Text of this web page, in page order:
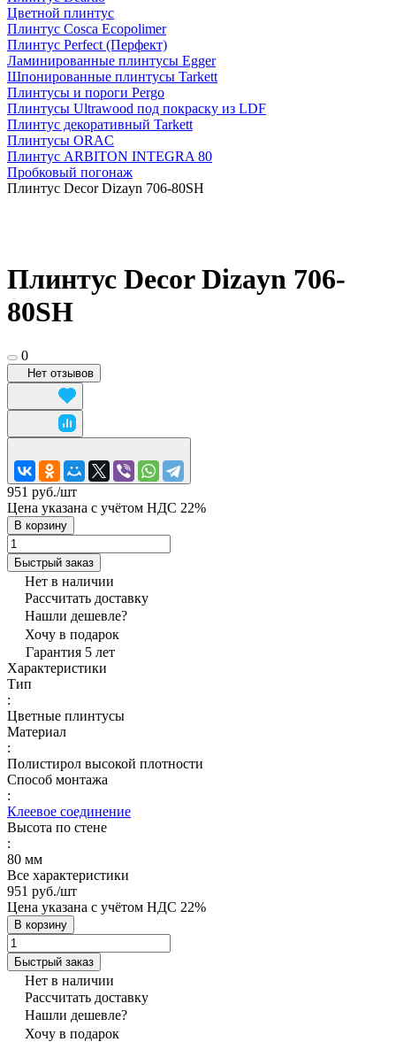
Цветной плинтус
Плинтус Cosca Ecopolimer
Плинтус Perfect (Перфект)
Ламинированные плинтусы Egger
Шпонированные плинтусы Tarkett
Плинтусы и пороги Pergo
Плинтусы Ultrawood под покраску из LDF
Плинтус декоративный Tarkett
Плинтусы ORAC
Плинтус ARBITON INTEGRA 80
Пробковый погонаж
Плинтус Decor Dizayn 706-80SH
Плинтус Decor Dizayn 706-
80SH
0
Нет отзывов
951 руб./шт
Цена указана с учётом НДС 22%
В корзину
Быстрый заказ
Нет в наличии
Рассчитать доставку
Нашли дешевле?
Хочу в подарок
Гарантия 5 лет
Характеристики
Тип
:
Цветные плинтусы
Материал
:
Полистирол высокой плотности
Способ монтажа
:
Клеевое соединение
Высота по стене
:
80 мм
Все характеристики
951 руб./шт
Цена указана с учётом НДС 22%
В корзину
Быстрый заказ
Нет в наличии
Рассчитать доставку
Нашли дешевле?
Хочу в подарок